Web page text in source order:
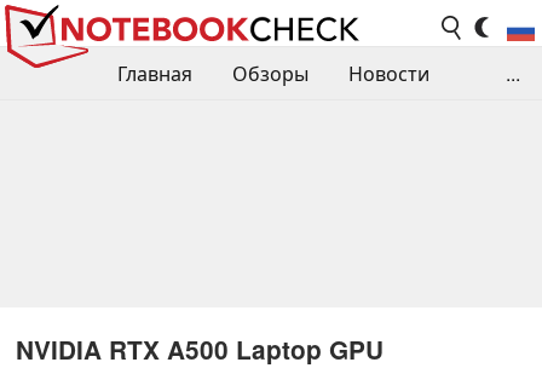
Главная Обзоры
Новости
...
NVIDIA RTX A500 Laptop GPU